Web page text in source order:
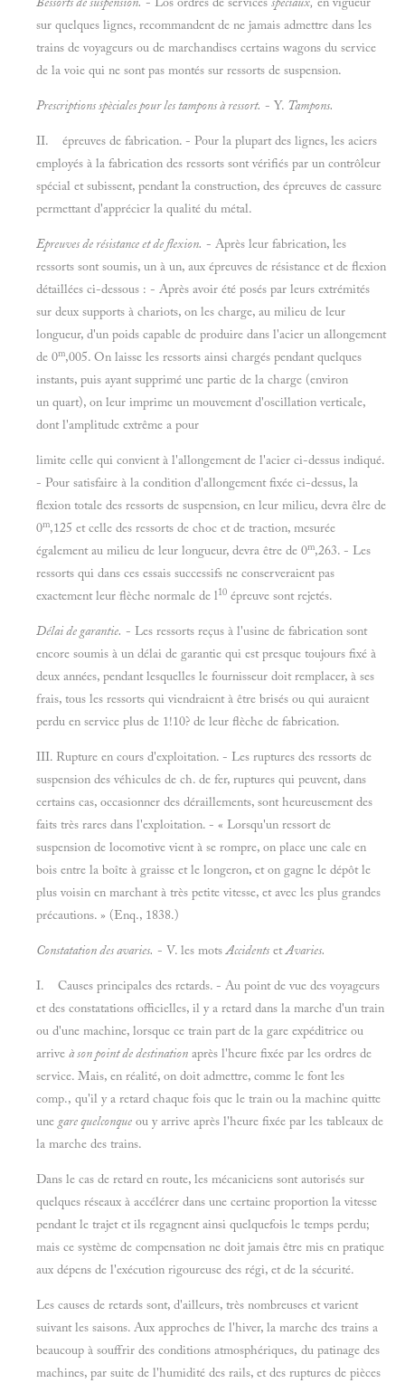
sur quelques lignes, recommandent de ne jamais admettre dans les
trains de voyageurs ou de marchandises certains wagons du service
de la voie qui ne sont pas montés sur ressorts de suspension.
Prescriptions spèciales pour les tampons à ressort. - Y. Tampons.
II. épreuves de fabrication. - Pour la plupart des lignes, les aciers
employés à la fabrication des ressorts sont vérifiés par un contrôleur
spécial et subissent, pendant la construction, des épreuves de cassure
permettant d'apprécier la qualité du métal.
Epreuves de résistance et de flexion. - Après leur fabrication, les
ressorts sont soumis, un à un, aux épreuves de résistance et de flexion
détaillées ci-dessous : - Après avoir été posés par leurs extrémités
sur deux supports à chariots, on les charge, au milieu de leur
longueur, d'un poids capable de produire dans l'acier un allongement
de 0m,005. On laisse les ressorts ainsi chargés pendant quelques
instants, puis ayant supprimé une partie de la charge (environ
un quart), on leur imprime un mouvement d'oscillation verticale,
dont l'amplitude extrême a pour
limite celle qui convient à l'allongement de l'acier ci-dessus indiqué.
- Pour satisfaire à la condition d'allongement fixée ci-dessus, la
flexion totale des ressorts de suspension, en leur milieu, devra êlre de
0m,125 et celle des ressorts de choc et de traction, mesurée
également au milieu de leur longueur, devra être de 0m,263. - Les
ressorts qui dans ces essais successifs ne conserveraient pas
exactement leur flèche normale de l10 épreuve sont rejetés.
Délai de garantie. - Les ressorts reçus à l'usine de fabrication sont
encore soumis à un délai de garantie qui est presque toujours fixé à
deux années, pendant lesquelles le fournisseur doit remplacer, à ses
frais, tous les ressorts qui viendraient à être brisés ou qui auraient
perdu en service plus de 1!10? de leur flèche de fabrication.
III. Rupture en cours d'exploitation. - Les ruptures des ressorts de
suspension des véhicules de ch. de fer, ruptures qui peuvent, dans
certains cas, occasionner des déraillements, sont heureusement des
faits très rares dans l'exploitation. - « Lorsqu'un ressort de
suspension de locomotive vient à se rompre, on place une cale en
bois entre la boîte à graisse et le longeron, et on gagne le dépôt le
plus voisin en marchant à très petite vitesse, et avec les plus grandes
précautions. » (Enq., 1838.)
Constatation des avaries. - V. les motsAccidents etAvaries.
I. Causes principales des retards. - Au point de vue des voyageurs
et des constatations officielles, il y a retard dans la marche d'un train
ou d'une machine, lorsque ce train part de la gare expéditrice ou
arrive à son point de destination après l'heure fixée par les ordres de
service. Mais, en réalité, on doit admettre, comme le font les
comp., qu'il y a retard chaque fois que le train ou la machine quitte
une gare quelconque ou y arrive après l'heure fixée par les tableaux de
la marche des trains.
Dans le cas de retard en route, les mécaniciens sont autorisés sur
quelques réseaux à accélérer dans une certaine proportion la vitesse
pendant le trajet et ils regagnent ainsi quelquefois le temps perdu;
mais ce système de compensation ne doit jamais être mis en pratique
aux dépens de l'exécution rigoureuse des régi, et de la sécurité.
Les causes de retards sont, d'ailleurs, très nombreuses et varient
suivant les saisons. Aux approches de l'hiver, la marche des trains a
beaucoup à souffrir des conditions atmosphériques, du patinage des
machines, par suite de l'humidité des rails, et des ruptures de pièces